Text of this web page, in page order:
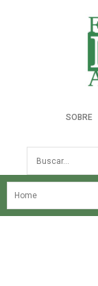
SOBRE
Busca
NOSSA